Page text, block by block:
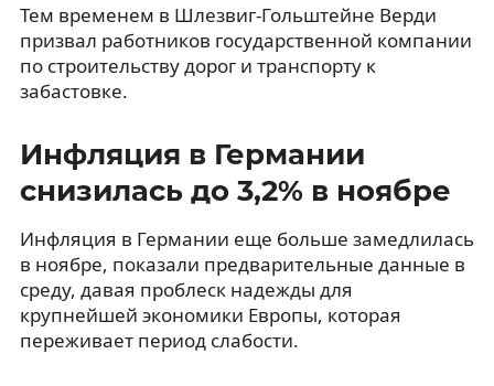
Тем временем в Шлезвиг-Гольштейне Верди
призвал работников государственной компании
по строительству дорог и транспорту к
забастовке.
Инфляция в Германии
снизилась до 3,2% в ноябре
Инфляция в Германии еще больше замедлилась
в ноябре, показали предварительные данные в
среду, давая проблеск надежды для
крупнейшей экономики Европы, которая
переживает период слабости.